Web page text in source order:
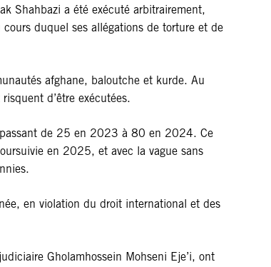
Shahbazi a été exécuté arbitrairement,
duquel ses allégations de torture et de
afghane, baloutche et kurde. Au
d’être exécutées.
passant de 25 en 2023 à 80 en 2024. Ce
en 2025, et avec la vague sans
en violation du droit international et des
Gholamhossein Mohseni Eje’i, ont